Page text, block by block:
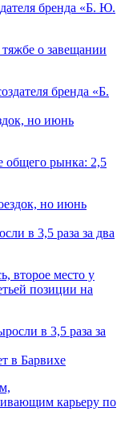
бренда «Б. Ю.
о завещании
но июнь
общего рынка: 2,5
в 3,5 раза за два
второе место у
позиции на
в Барвихе
карьеру по